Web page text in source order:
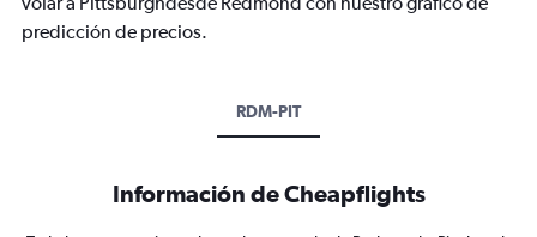
predicción de precios.
RDM-PIT
Información de Cheapflights